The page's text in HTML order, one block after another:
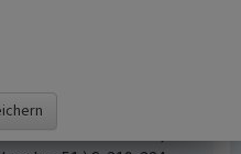
Pünderich (Hrsg.)
Schneiders, Winfried
eines Moseldorfes,